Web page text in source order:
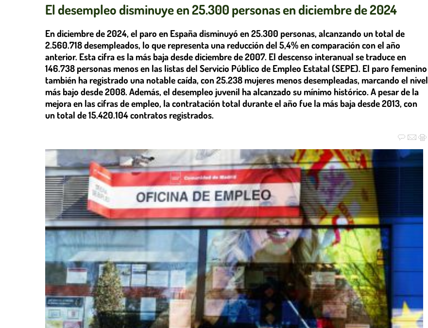
El desempleo disminuye en 25.300 personas en diciembre de 2024
En diciembre de 2024, el paro en España disminuyó en 25.300 personas, alcanzando un total de
2.560.718 desempleados, lo que representa una reducción del 5,4% en comparación con el año
anterior. Esta cifra es la más baja desde diciembre de 2007. El descenso interanual se traduce en
146.738 personas menos en las listas del Servicio Público de Empleo Estatal (SEPE). El paro femenino
también ha registrado una notable caída, con 25.238 mujeres menos desempleadas, marcando el nivel
más bajo desde 2008. Además, el desempleo juvenil ha alcanzado su mínimo histórico. A pesar de la
mejora en las cifras de empleo, la contratación total durante el año fue la más baja desde 2013, con
un total de 15.420.104 contratos registrados.